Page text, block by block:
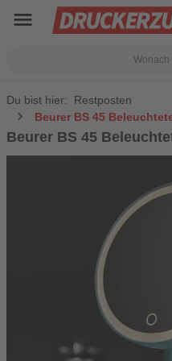
menu
Du bist hier: Restposten
Beurer BS 45
Beurer BS 45